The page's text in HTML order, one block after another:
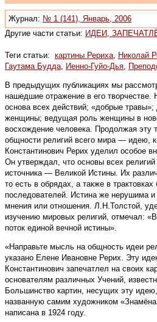
Журнал: № 1 (141), Январь, 2006
Другие части статьи: ИДЕИ,
Теги статьи: картины Рериха Николай
Гаутама Будда Иенно-Гуйо-Дья
В предыдущих публикациях мы
нашедшие отражение в его
основа всех действий; «добрые
женщины; ведущая роль женщины в
восхождение человека. Продолжая эту
общности религий всего мира — идею,
Константинович Рерих уделил особое
Он утверждал, что основы всех религий
источника — Великой Истины. Их
то есть в обрядах, а также в трактовках
последователей. Истина же нерушима и
мнения или отношения. Л.Н.Толстой,
изучению мировых религий, отмечал:
поток единой вечной истины».
«Направьте мысль на общность идеи
указано Елене Ивановне Рерих. Эту
Константинович запечатлел на своих
основателям различных Учений,
Большинство картин, несущих эту
названную самим художником
написана в 1924 году.